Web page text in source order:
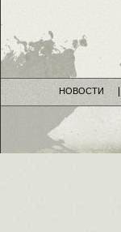
НОВОСТИ